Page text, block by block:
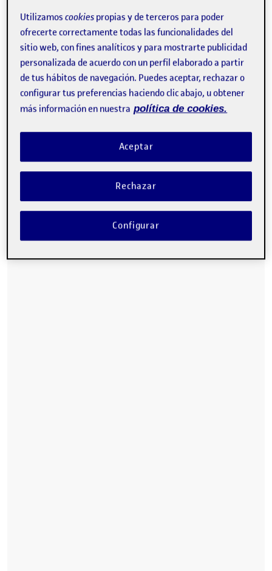
Utilizamoscookies propias y de terceros para poder
ofrecerte correctamente todas las funcionalidades del
sitio web, con fines analíticos y para mostrarte publicidad
personalizada de acuerdo con un perfil elaborado a partir
de tus hábitos de navegación. Puedes aceptar, rechazar o
configurar tus preferencias haciendo clic abajo, u obtener
más información en nuestra política de cookies.
Rechazar
Aceptar
Configurar